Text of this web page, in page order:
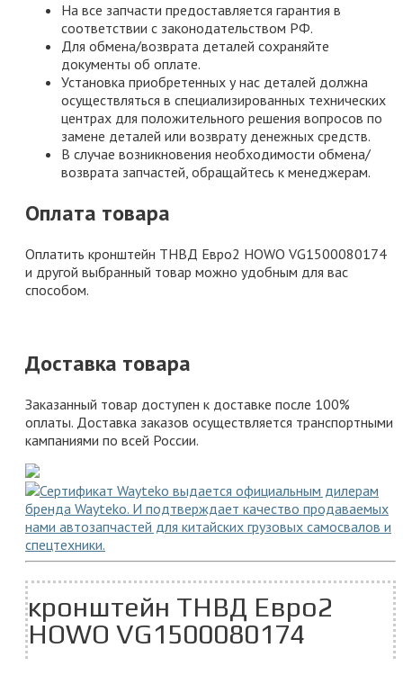
На все запчасти предоставляется гарантия в
соответствии с законодательством РФ.
Для обмена/возврата деталей сохраняйте
документы об оплате.
Установка приобретенных у нас деталей должна
осуществляться в специализированных технических
центрах для положительного решения вопросов по
замене деталей или возврату денежных средств.
В случае возникновения необходимости обмена/
возврата запчастей, обращайтесь к менеджерам.
Оплата товара
Оплатить кронштейн ТНВД Евро2 HOWO VG1500080174
и другой выбранный товар можно удобным для вас
способом.
Доставка товара
Заказанный товар доступен к доставке после 100%
оплаты. Доставка заказов осуществляется транспортными
кампаниями по всей России.
кронштейн ТНВД Евро2
HOWO VG1500080174